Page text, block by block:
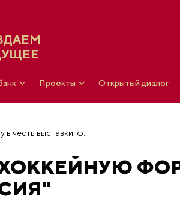
Проекты Открытый диалог